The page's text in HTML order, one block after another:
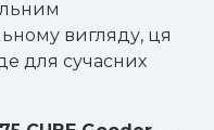
вигляду, ця
для сучасних